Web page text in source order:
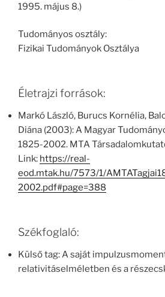
1995. május 8.)
Tudományos osztály:
Fizikai Tudományok Osztálya
Életrajzi források:
Markó László, Burucs Kornélia,
Diána (2003): A Magyar
1825-2002. MTA
Link: https://real-
eod.mtak.hu/7573/1/
2002.pdf#page=388
Székfoglaló:
Külső tag: A saját
relativitáselméletben és a